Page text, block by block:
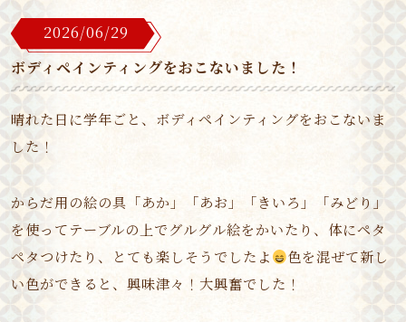
2026/06/29
ボディペインティングをおこないました！
晴れた日に学年ごと、ボディペインティングをおこないま
した！
からだ用の絵の具「あか」「あお」「きいろ」「みどり」
を使ってテーブルの上でグルグル絵をかいたり、体にペタ
ペタつけたり、とても楽しそうでしたよ
色を混ぜて新し
い色ができると、興味津々！大興奮でした！